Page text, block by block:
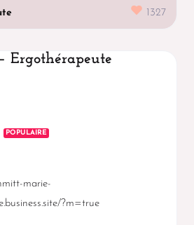
1327
Ergothérapeute
POPULAIRE
marie-
?m=true